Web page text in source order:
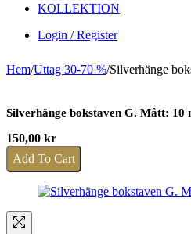
KOLLEKTION
Login / Register
Hem/Uttag 30-70 %/Silverhänge
Silverhänge bokstaven G. Mått: 10
150,00 kr
Add To Cart